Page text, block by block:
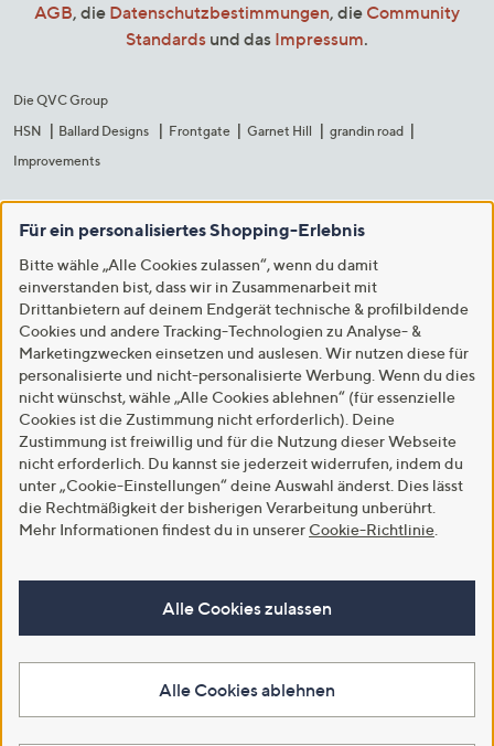
AGB, die Datenschutzbestimmungen, die Community
Standards und das Impressum.
Die QVC Group
HSN
Ballard Designs Frontgate Garnet Hill
grandin road
Improvements
Für ein personalisiertes Shopping-Erlebnis
Bitte wähle „Alle Cookies zulassen“, wenn du damit
einverstanden bist, dass wir in Zusammenarbeit mit
Drittanbietern auf deinem Endgerät technische & profilbildende
Cookies und andere Tracking-Technologien zu Analyse- &
Marketingzwecken einsetzen und auslesen. Wir nutzen diese für
personalisierte und nicht-personalisierte Werbung. Wenn du dies
nicht wünschst, wähle „Alle Cookies ablehnen“ (für essenzielle
Cookies ist die Zustimmung nicht erforderlich). Deine
Zustimmung ist freiwillig und für die Nutzung dieser Webseite
nicht erforderlich. Du kannst sie jederzeit widerrufen, indem du
unter „Cookie-Einstellungen“ deine Auswahl änderst. Dies lässt
die Rechtmäßigkeit der bisherigen Verarbeitung unberührt.
Mehr Informationen findest du in unserer Cookie-Richtlinie
Alle Cookies zulassen
Alle Cookies ablehnen